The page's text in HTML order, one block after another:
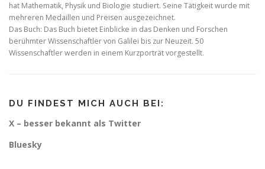
hat Mathematik, Physik und Biologie studiert. Seine Tätigkeit wurde mit
mehreren Medaillen und Preisen ausgezeichnet.
Das Buch: Das Buch bietet Einblicke in das Denken und Forschen
berühmter Wissenschaftler von Galilei bis zur Neuzeit. 50
Wissenschaftler werden in einem Kurzporträt vorgestellt.
DU FINDEST MICH AUCH BEI:
X – besser bekannt als Twitter
Bluesky